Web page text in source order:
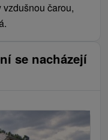
čarou,
se nacházejí